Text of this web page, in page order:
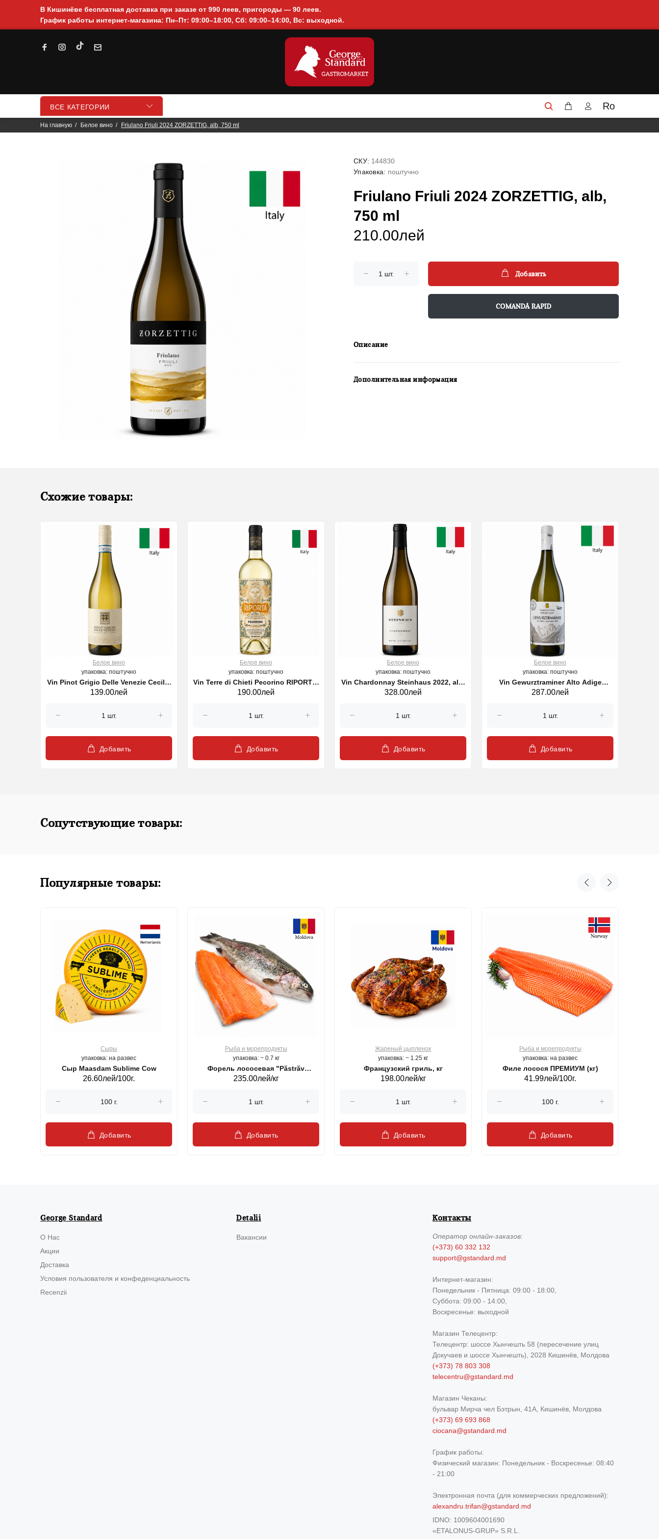
В Кишинёве бесплатная доставка при заказе от 990 леев, пригороды — 90 леев.
График работы интернет-магазина: Пн–Пт: 09:00–18:00, Сб: 09:00–14:00, Вс: выходной.
ВСЕ КАТЕГОРИИ Ro
На главную Белое вино Friulano Friuli 2024 ZORZETTIG, alb, 750 ml
СКУ: 144830
Упаковка: поштучно
Friulano Friuli 2024 ZORZETTIG, alb,
750 ml
210.00лей
Добавить
COMANDĂ RAPID
Описание
Дополнительная информация
Схожие товары:
Белое вино
упаковка: поштучно
Vin Pinot Grigio Delle Venezie Cecilia
Beretta, sec alb, 750 ml
139.00лей
Добавить
Белое вино
упаковка: поштучно
Vin Terre di Chieti Pecorino RIPORTA,
alb, 750 ml
190.00лей
Добавить
Белое вино
упаковка: поштучно
Vin Chardonnay Steinhaus 2022, alb,
750ml
328.00лей
Добавить
Белое вино
упаковка: поштучно
Vin Gewurztraminer Alto Adige
Sudtirol DOC, alb 750 ml
287.00лей
Добавить
Сопутствующие товары:
Популярные товары:
Сыры
упаковка: на развес
Сыр Maasdam Sublime Cow
26.60лей/100г.
Добавить
Рыба и морепродукты
упаковка: ~ 0.7 кг
Форель лососевая "Păstrăv
Moldovenesc"
235.00лей/кг
Добавить
Жареный цыпленок
упаковка: ~ 1.25 кг
Французский гриль, кг
198.00лей/кг
Добавить
Рыба и морепродукты
упаковка: на развес
Филе лосося ПРЕМИУМ (кг)
41.99лей/100г.
Добавить
George Standard
О Нас
Акции
Доставка
Условия пользователя и конфеденциальность
Recenzii
Detalii
Вакансии
Контакты
Операторонлайн-заказов:
(+373) 60 332 132
support@gstandard.md
Интернет-магазин:
Понедельник - Пятница: 09:00 - 18:00,
Суббота: 09:00 - 14:00,
Воскресенье: выходной
Магазин Телецентр:
Телецентр: шоссе Хынчешть 58 (пересечение улиц
Докучаев и шоссе Хынчешть), 2028 Кишинёв, Молдова
(+373) 78 803 308
telecentru@gstandard.md
Магазин Чеканы:
бульвар Мирча чел Бэтрын, 41A, Кишинёв, Молдова
(+373) 69 693 868
ciocana@gstandard.md
График работы:
Физический магазин: Понедельник - Воскресенье: 08:40
- 21:00
Электронная почта (для коммерческих предложений):
alexandru.trifan@gstandard.md
IDNO: 1009604001690
«ETALONUS-GRUP» S.R.L.